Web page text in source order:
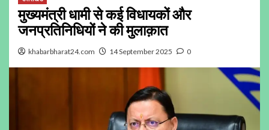
मुख्यमंत्री धामी से कई विधायकों और
जनप्रतिनिधियों ने की मुलाक़ात
khabarbharat24.com 14 September 2025 0